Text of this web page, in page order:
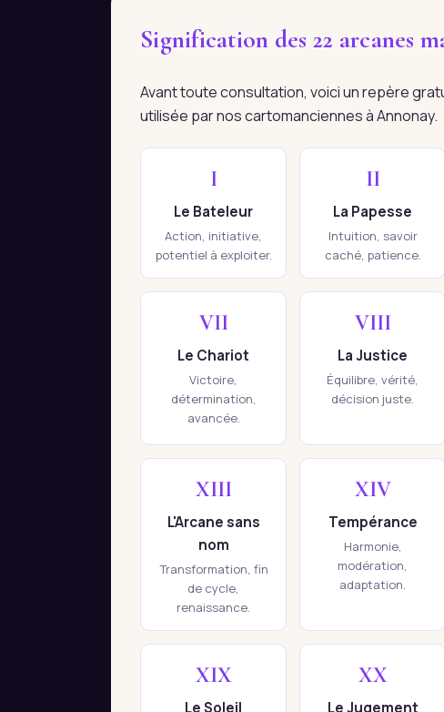
Signification des 22 arcanes
Avant toute consultation, voici un repère
utilisée par nos cartomanciennes à Annonay.
I
Le Bateleur
Action, initiative,
potentiel à exploiter.
II
La Papesse
Intuition, savoir
caché, patience.
VII
Le Chariot
Victoire,
détermination,
avancée.
VIII
La Justice
Équilibre, vérité,
décision juste.
XIII
L'Arcane sans
nom
Transformation, fin
de cycle,
renaissance.
XIV
Tempérance
Harmonie,
modération,
adaptation.
XIX
Le Soleil
XX
Le Jugement